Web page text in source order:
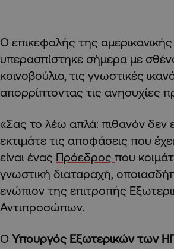
Ο επικεφαλής της
υπερασπίστηκε σήμερα με
κοινοβούλιο, τις γνωστικές
απορρίπτοντας τις ανησυχίες
«Σας το λέω απλά: πιθανόν δεν
εκτιμάτε τις αποφάσεις που
είναι ένας Πρόεδρος που
γνωστική διαταραχή,
ενώπιον της επιτροπής
Αντιπροσώπων.
Ο Υπουργός Εξωτερικών των